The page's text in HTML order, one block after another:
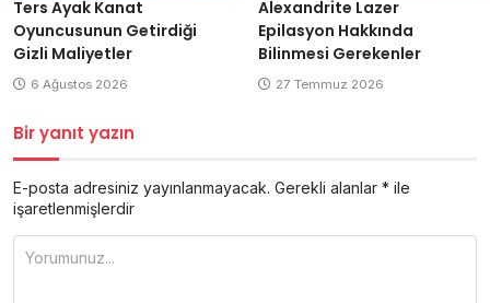
Ters Ayak Kanat
Oyuncusunun Getirdiği
Gizli Maliyetler
6 Ağustos 2026
Alexandrite Lazer
Epilasyon Hakkında
Bilinmesi Gerekenler
27 Temmuz 2026
Bir yanıt yazın
E-posta adresiniz yayınlanmayacak. Gerekli alanlar * ile
işaretlenmişlerdir